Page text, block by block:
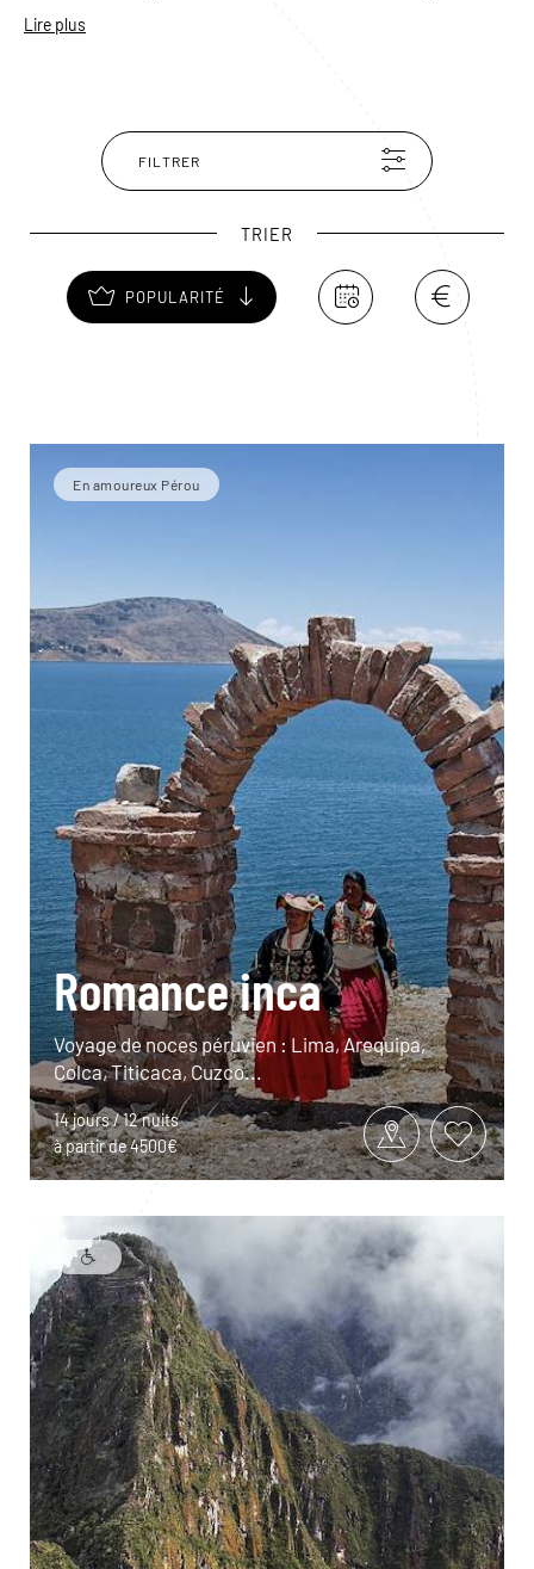
Francisco. L'art mudéjar, mélange d'influences maures
Lire plus
FILTRER
TRIER
POPULARITÉ
En amoureux Pérou
Romance inca
Voyage de noces péruvien : Lima, Arequipa,
Colca, Titicaca, Cuzco...
14 jours / 12 nuits
à partir de 4500€